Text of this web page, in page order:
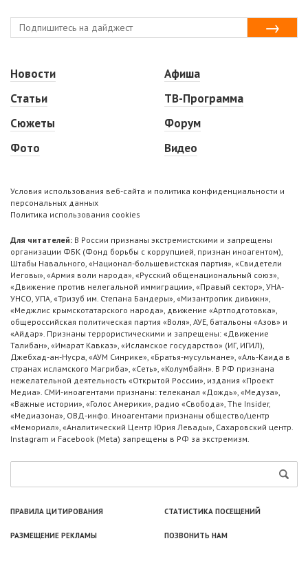
Новости
Статьи
Сюжеты
Фото
Афиша
ТВ-Программа
Форум
Видео
Условия использования веб-сайта и политика конфиденциальности и
персональных данных
Политика использования cookies
Для читателей: В России признаны экстремистскими и запрещены
организации ФБК (Фонд борьбы с коррупцией, признан иноагентом),
Штабы Навального, «Национал-большевистская партия», «Свидетели
Иеговы», «Армия воли народа», «Русский общенациональный союз»,
«Движение против нелегальной иммиграции», «Правый сектор», УНА-
УНСО, УПА, «Тризуб им. Степана Бандеры», «Мизантропик дивижн»,
«Меджлис крымскотатарского народа», движение «Артподготовка»,
общероссийская политическая партия «Воля», АУЕ, батальоны «Азов» и
«Айдар». Признаны террористическими и запрещены: «Движение
Талибан», «Имарат Кавказ», «Исламское государство» (ИГ, ИГИЛ),
Джебхад-ан-Нусра, «АУМ Синрике», «Братья-мусульмане», «Аль-Каида в
странах исламского Магриба», «Сеть», «Колумбайн». В РФ признана
нежелательной деятельность «Открытой России», издания «Проект
Медиа». СМИ-иноагентами признаны: телеканал «Дождь», «Медуза»,
«Важные истории», «Голос Америки», радио «Свобода», The Insider,
«Медиазона», ОВД-инфо. Иноагентами признаны общество/центр
«Мемориал», «Аналитический Центр Юрия Левады», Сахаровский центр.
Instagram и Facebook (Metа) запрещены в РФ за экстремизм.
ПРАВИЛА ЦИТИРОВАНИЯ СТАТИСТИКА ПОСЕЩЕНИЙ
РАЗМЕЩЕНИЕ РЕКЛАМЫ ПОЗВОНИТЬ НАМ